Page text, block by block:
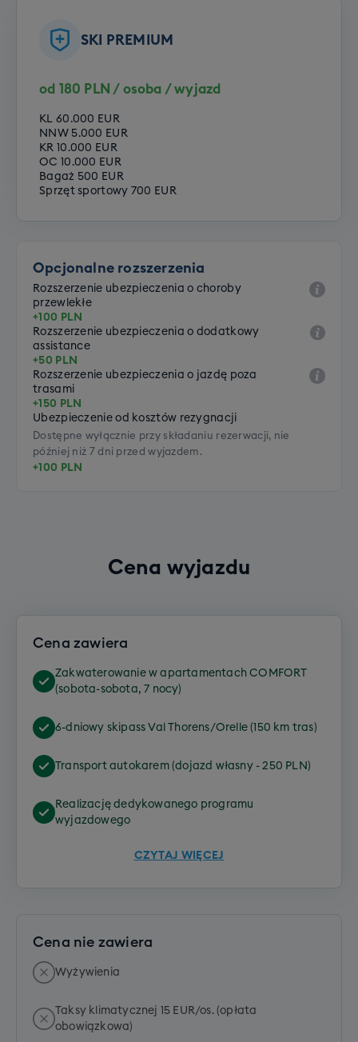
SKI PREMIUM
od 180 PLN / osoba / wyjazd
KL 60.000 EUR
NNW 5.000 EUR
KR 10.000 EUR
OC 10.000 EUR
Bagaż 500 EUR
Sprzęt sportowy 700 EUR
Opcjonalne rozszerzenia
Rozszerzenie ubezpieczenia o choroby
przewlekłe
+100 PLN
Rozszerzenie ubezpieczenia o dodatkowy
assistance
+50 PLN
Rozszerzenie ubezpieczenia o jazdę poza
trasami
+150 PLN
Ubezpieczenie od kosztów rezygnacji
Dostępne wyłącznie przy składaniu rezerwacji, nie
później niż 7 dni przed wyjazdem.
+100 PLN
Cena wyjazdu
Cena zawiera
Zakwaterowanie w apartamentach COMFORT
(sobota-sobota, 7 nocy)
6-dniowy skipass Val Thorens/Orelle (150 km tras)
Transport autokarem (dojazd własny - 250 PLN)
Realizację dedykowanego programu
wyjazdowego
CZYTAJ WIĘCEJ
Cena nie zawiera
Wyżywienia
Taksy klimatycznej 15 EUR/os. (opłata
obowiązkowa)